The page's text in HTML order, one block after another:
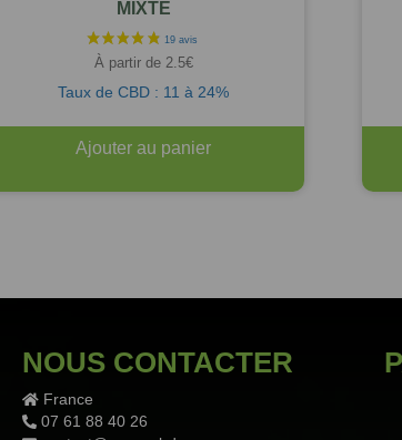
MIXTE
À partir de 2.5€
Taux de CBD : 11 à 24%
Ajouter au panier
NOUS CONTACTER
France
07 61 88 40 26